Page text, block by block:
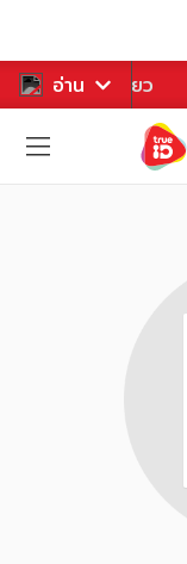
อ่าน
หาร ท่องเที่ยว